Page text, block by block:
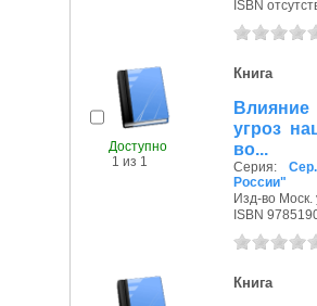
ISBN
Доступно
1 из 1
Книга
угроз
во...
Серия:
России"
Изд-во Моск.
ISBN
Книга